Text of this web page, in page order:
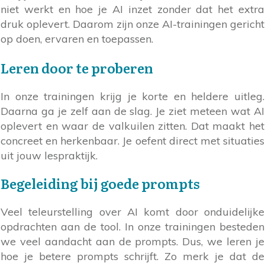
niet werkt en hoe je AI inzet zonder dat het extra
druk oplevert. Daarom zijn onze AI-trainingen gericht
op doen, ervaren en toepassen.
Leren door te proberen
In onze trainingen krijg je korte en heldere uitleg.
Daarna ga je zelf aan de slag. Je ziet meteen wat AI
oplevert en waar de valkuilen zitten. Dat maakt het
concreet en herkenbaar. Je oefent direct met situaties
uit jouw lespraktijk.
Begeleiding bij goede prompts
Veel teleurstelling over AI komt door onduidelijke
opdrachten aan de tool. In onze trainingen besteden
we veel aandacht aan de prompts. Dus, we leren je
hoe je betere prompts schrijft. Zo merk je dat de